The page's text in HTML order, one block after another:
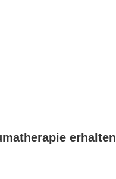
erhalten